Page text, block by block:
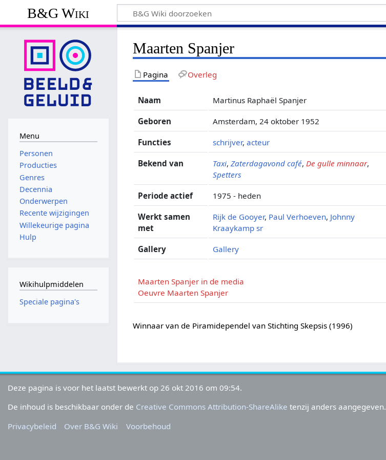
B&G Wiki
Maarten Spanjer
Pagina Overleg
Naam Martinus Raphaël Spanjer
Geboren Amsterdam, 24 oktober 1952
Functies schrijver,acteur
Bekend van Taxi,Zaterdagavond café, De gulle minnaar,
Spetters
Periode actief 1975 - heden
Werkt samen
met
Rijk de Gooyer, Paul Verhoeven, Johnny
Kraaykamp sr
Gallery Gallery
Maarten Spanjer in de media
Oeuvre Maarten Spanjer
Winnaar van de Piramidependel van Stichting Skepsis (1996)
Menu
Personen
Producties
Genres
Decennia
Onderwerpen
Recente wijzigingen
Willekeurige pagina
Hulp
Wikihulpmiddelen
Speciale pagina's
Deze pagina is voor het laatst bewerkt op 26 okt 2016 om 09:54.
De inhoud is beschikbaar onder de Creative Commons Attribution-ShareAlike tenzij anders aangegeven.
Privacybeleid
Over B&G Wiki Voorbehoud